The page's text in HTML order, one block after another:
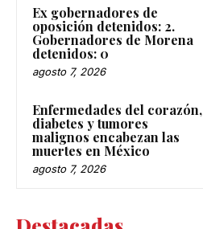
Ex gobernadores de
oposición detenidos: 2.
Gobernadores de Morena
detenidos: 0
agosto 7, 2026
Enfermedades del corazón,
diabetes y tumores
malignos encabezan las
muertes en México
agosto 7, 2026